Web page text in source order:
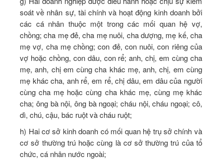
soát về nhân sự, tài chính và hoạt động kinh doanh bởi
các cá nhân thuộc một trong các mối quan hệ vợ,
chồng; cha mẹ đẻ, cha mẹ nuôi, cha dượng, mẹ kế, cha
mẹ vợ, cha mẹ chồng; con đẻ, con nuôi, con riêng của
vợ hoặc chồng, con dâu, con rể; anh, chị, em cùng cha
mẹ, anh, chị em cùng cha khác mẹ, anh, chị, em cùng
mẹ khác cha, anh rể, em rể, chị dâu, em dâu của người
cùng cha mẹ hoặc cùng cha khác mẹ, cùng mẹ khác
cha; ông bà nội, ông bà ngoại; cháu nội, cháu ngoại; cô,
dì, chú, cậu, bác ruột và cháu ruột;
h) Hai cơ sở kinh doanh có mối quan hệ trụ sở chính và
cơ sở thường trú hoặc cùng là cơ sở thường trú của tổ
chức, cá nhân nước ngoài;